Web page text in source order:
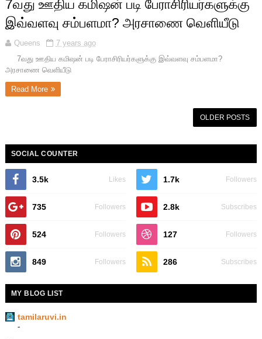
7வது ஊதிய கமிஷன் படி பேராசிரியர்களுக்கு
இவ்வளவு சம்பளமா? அரசாணை வெளியீடு
Queens
7 years ago
7வது ஊதிய கமிஷன் படி பேராசிரியர்களுக்கு இவ்வளவு சம்பளமா?
அரசாணை வெளியீடு
Read More
OLDER POSTS
SOCIAL COUNTER
3.5k Likes 1.7k Followers
735 Followers 2.8k Subscribes
524 Followers 127 Followers
849 Followers 286 Subscribes
MY BLOG LIST
tamilaruvi.in
-